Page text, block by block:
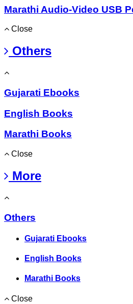
Marathi Audio-Video USB
Close
Others
Gujarati Ebooks
English Books
Marathi Books
Close
More
Others
Gujarati Ebooks
English Books
Marathi Books
Close